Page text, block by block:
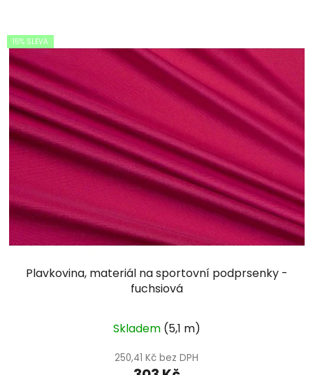
15% SLEVA
Plavkovina, materiál na sportovní podprsenky -
fuchsiová
hodnocení
produktu
Skladem (5,1 m)
250,41 Kč bez DPH